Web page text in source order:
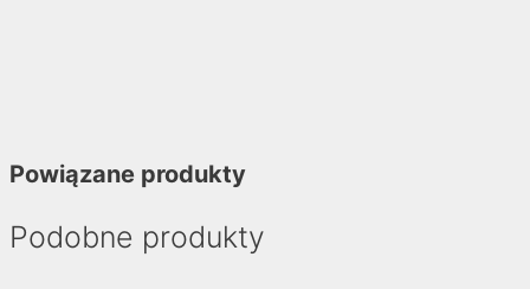
Powiązane produkty
Podobne produkty